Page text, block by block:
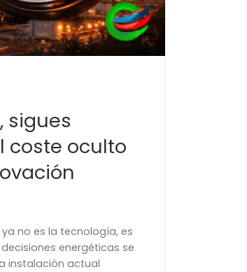
sigues
coste oculto
no es la tecnología, es
energéticas se
instalación actual